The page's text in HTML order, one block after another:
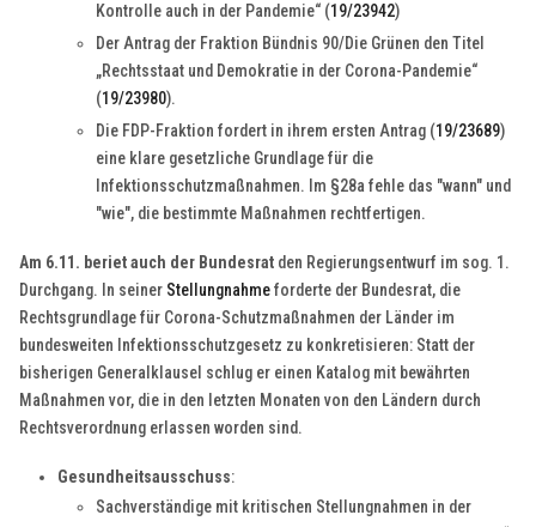
Kontrolle auch in der Pandemie“ (19/23942)
Der Antrag der Fraktion Bündnis 90/Die Grünen den Titel
„Rechtsstaat und Demokratie in der Corona-Pandemie“
(19/23980).
Die FDP-Fraktion fordert in ihrem ersten Antrag (19/23689)
eine klare gesetzliche Grundlage für die
Infektionsschutzmaßnahmen. Im §28a fehle das "wann" und
"wie", die bestimmte Maßnahmen rechtfertigen.
Am 6.11. beriet auch der Bundesrat den Regierungsentwurf im sog. 1.
Durchgang. In seiner Stellungnahmeforderte der Bundesrat, die
Rechtsgrundlage für Corona-Schutzmaßnahmen der Länder im
bundesweiten Infektionsschutzgesetz zu konkretisieren: Statt der
bisherigen Generalklausel schlug er einen Katalog mit bewährten
Maßnahmen vor, die in den letzten Monaten von den Ländern durch
Rechtsverordnung erlassen worden sind.
Gesundheitsausschuss:
Sachverständige mit kritischen Stellungnahmen in der